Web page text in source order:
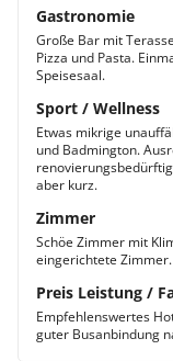
Gastronomie
Große Bar mit
Pizza und Pasta.
Speisesaal.
Sport / Wellness
Etwas mikrige
und Badmington.
aber kurz.
Zimmer
Schöe Zimmer mit
eingerichtete
Preis Leistung /
Empfehlenswertes
guter Busanbindung